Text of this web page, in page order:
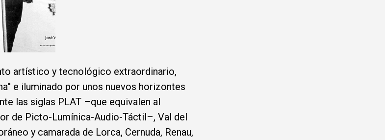
artístico y tecnológico extraordinario,
e iluminado por unos nuevos horizontes
las siglas PLAT –que equivalen al
de Picto-Lumínica-Audio-Táctil–, Val del
y camarada de Lorca, Cernuda, Renau,